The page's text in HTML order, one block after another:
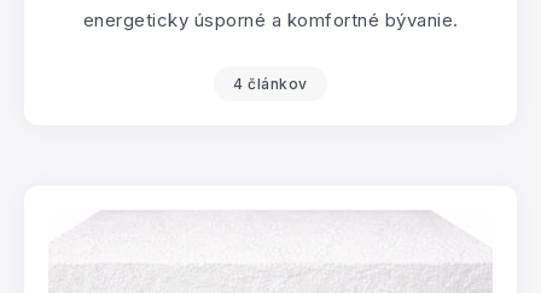
energeticky úsporné a komfortné bývanie.
4 článkov